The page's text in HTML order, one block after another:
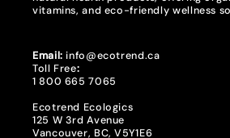
vitamins, and eco-friendly wellness
Email:info@ecotrend.ca
Toll Free:
1 800 665 7065
Ecotrend Ecologics
125 W 3rd Avenue
Vancouver, BC, V5Y1E6